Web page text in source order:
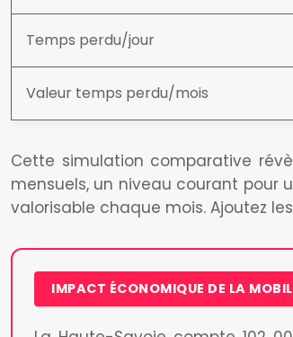
Temps perdu/jour
Valeur temps perdu/mois
Cette simulation comparative
mensuels, un niveau courant pour
valorisable chaque mois. Ajoutez
IMPACT ÉCONOMIQUE DE LA